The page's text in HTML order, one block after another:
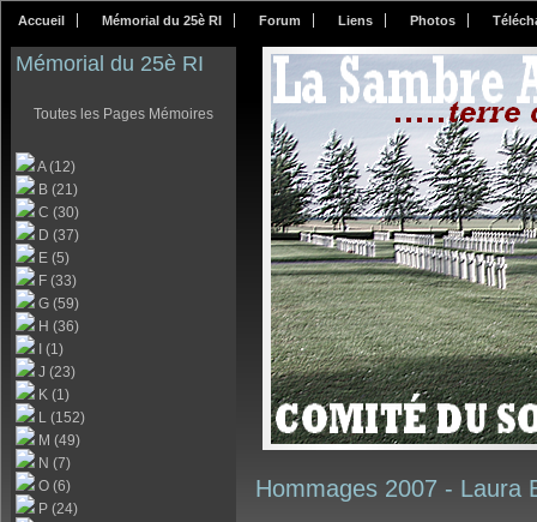
Accueil Mémorial du 25è RI Forum Liens Photos
Mémorial du 25è RI
Toutes les Pages Mémoires
A (12)
B (21)
C (30)
D (37)
E (5)
F (33)
G (59)
H (36)
I (1)
J (23)
K (1)
L (152)
M (49)
N (7)
O (6)
P (24)
Hommages 2007 - Laura